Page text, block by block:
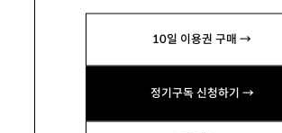
10일 이용권 구매 →
정기구독 신청하기 →